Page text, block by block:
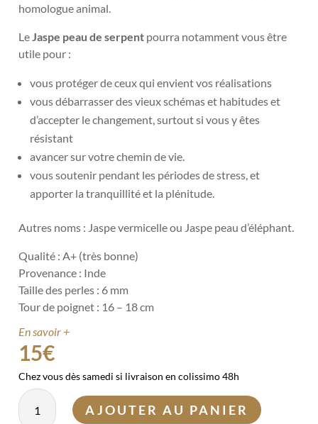
homologue animal.
Le Jaspe peau de serpent pourra notamment vous être
utile pour :
vous protéger de ceux qui envient vos réalisations
vous débarrasser des vieux schémas et habitudes et
d’accepter le changement, surtout si vous y êtes
résistant
avancer sur votre chemin de vie.
vous soutenir pendant les périodes de stress, et
apporter la tranquillité et la plénitude.
Autres noms : Jaspe vermicelle ou Jaspe peau d’éléphant.
Qualité : A+ (très bonne)
Provenance : Inde
Taille des perles : 6 mm
Tour de poignet : 16 – 18 cm
En savoir +
15€
Chez vous dès samedi si livraison en colissimo 48h
quantité
AJOUTER AU PANIER